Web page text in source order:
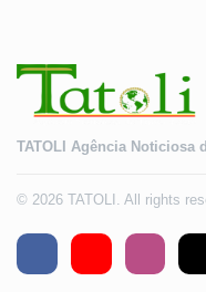
TATOLI Agência Noticiosa
© 2026 TATOLI. All rights